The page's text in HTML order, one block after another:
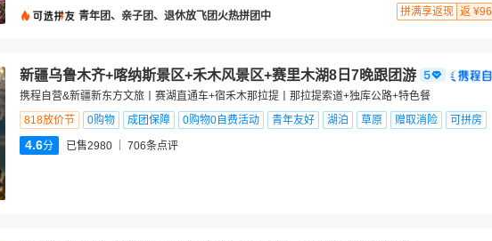
青年团、亲子团、退休放飞团火热拼团中
拼满享返现 返 ¥96
新疆乌鲁木齐+喀纳斯景区+禾木风景区+赛里木湖8日7晚跟团游
携程自营&新疆新东方文旅丨赛湖直通车+宿禾木那拉提丨那拉提索道+独库公路+特色餐
818放价节
0购物 成团保障 0购物0自费活动 青年友好 湖泊 草原 赠取消险 可拼房
4.6分 已售2980 706条点评